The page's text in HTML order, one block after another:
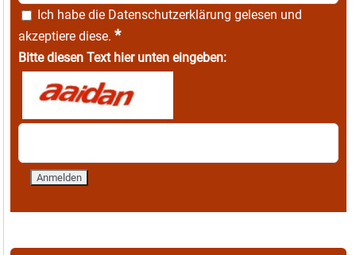
Ich habe die Datenschutzerklärung gelesen und
akzeptiere diese. *
Bitte diesen Text hier unten eingeben: